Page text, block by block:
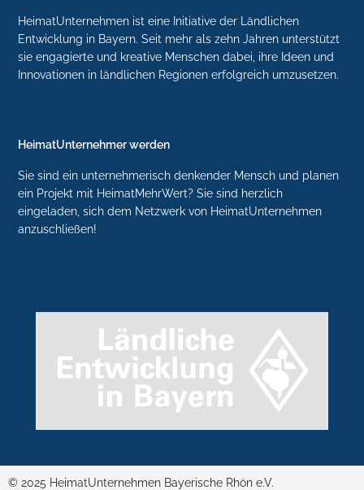
HeimatUnternehmen ist eine Initiative der Ländlichen
Entwicklung in Bayern. Seit mehr als zehn Jahren unterstützt
sie engagierte und kreative Menschen dabei, ihre Ideen und
Innovationen in ländlichen Regionen erfolgreich umzusetzen.
HeimatUnternehmer werden
Sie sind ein unternehmerisch denkender Mensch und planen
ein Projekt mit HeimatMehrWert? Sie sind herzlich
eingeladen, sich dem Netzwerk von HeimatUnternehmen
anzuschließen!
© 2025 HeimatUnternehmen Bayerische Rhön e.V.